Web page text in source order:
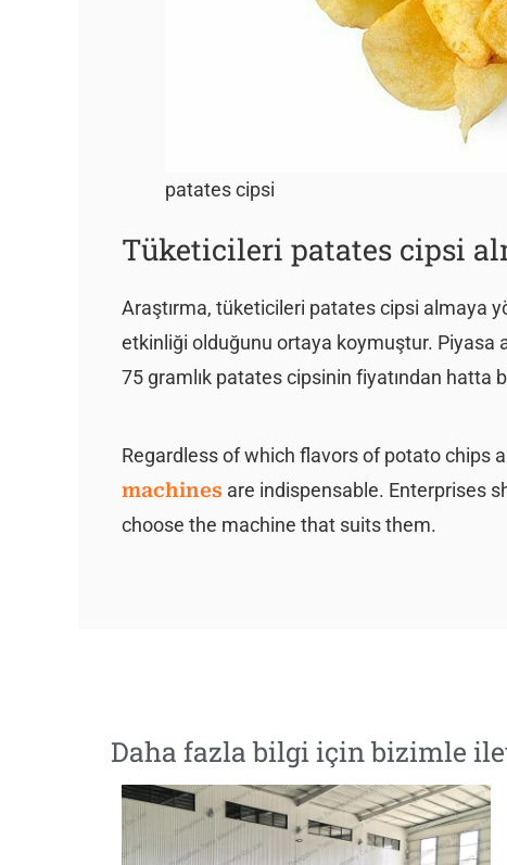
patates cipsi
Tüketicileri patates cipsi
Araştırma, tüketicileri patates cipsi almaya
etkinliği olduğunu ortaya koymuştur. Piyasa
75 gramlık patates cipsinin fiyatından hatta
Regardless of which flavors of potato chips
machines are indispensable. Enterprises
choose the machine that suits them.
Daha fazla bilgi için bizimle